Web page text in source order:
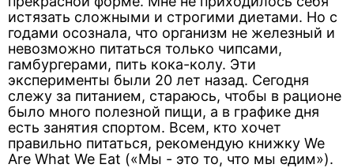
истязать сложными и строгими диетами. Но с
годами осознала, что организм не железный и
невозможно питаться только чипсами,
гамбургерами, пить кока-колу. Эти
эксперименты были 20 лет назад. Сегодня
слежу за питанием, стараюсь, чтобы в рационе
было много полезной пищи, а в графике дня
есть занятия спортом. Всем, кто хочет
правильно питаться, рекомендую книжку We
Are What We Eat («Мы - это то, что мы едим»).